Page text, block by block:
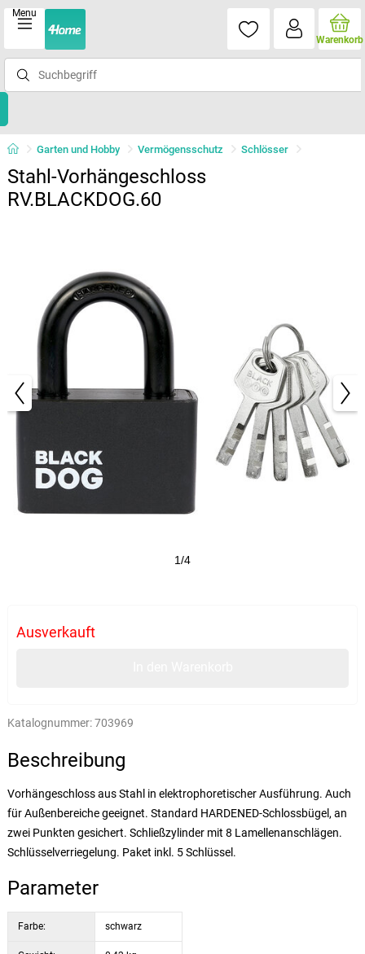
Menu
Warenkorb
Garten und Hobby Vermögensschutz Schlösser
Stahl-Vorhängeschloss
RV.BLACKDOG.60
1/4
Ausverkauft
Katalognummer:703969
Beschreibung
Vorhängeschloss aus Stahl in elektrophoretischer Ausführung. Auch
für Außenbereiche geeignet. Standard HARDENED-Schlossbügel, an
zwei Punkten gesichert. Schließzylinder mit 8 Lamellenanschlägen.
Schlüsselverriegelung. Paket inkl. 5 Schlüssel.
Parameter
Farbe: schwarz